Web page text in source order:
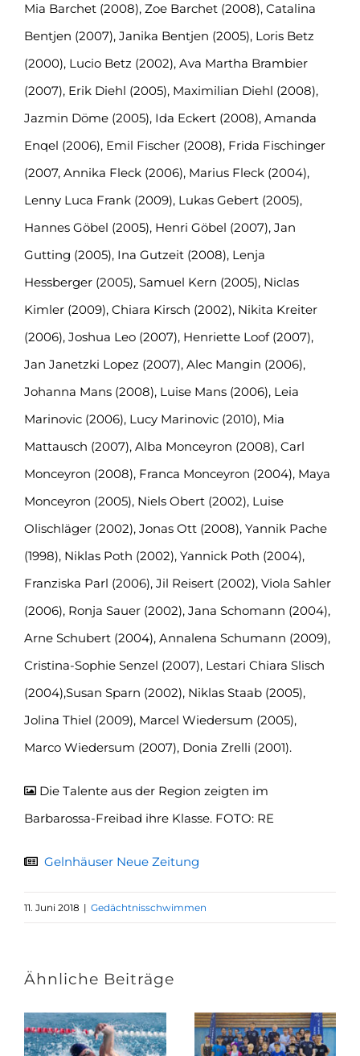
Mia Barchet (2008), Zoe Barchet (2008), Catalina
Bentjen (2007), Janika Bentjen (2005), Loris Betz
(2000), Lucio Betz (2002), Ava Martha Brambier
(2007), Erik Diehl (2005), Maximilian Diehl (2008),
Jazmin Döme (2005), Ida Eckert (2008), Amanda
Enqel (2006), Emil Fischer (2008), Frida Fischinger
(2007, Annika Fleck (2006), Marius Fleck (2004),
Lenny Luca Frank (2009), Lukas Gebert (2005),
Hannes Göbel (2005), Henri Göbel (2007), Jan
Gutting (2005), Ina Gutzeit (2008), Lenja
Hessberger (2005), Samuel Kern (2005), Niclas
Kimler (2009), Chiara Kirsch (2002), Nikita Kreiter
(2006), Joshua Leo (2007), Henriette Loof (2007),
Jan Janetzki Lopez (2007), Alec Mangin (2006),
Johanna Mans (2008), Luise Mans (2006), Leia
Marinovic (2006), Lucy Marinovic (2010), Mia
Mattausch (2007), Alba Monceyron (2008), Carl
Monceyron (2008), Franca Monceyron (2004), Maya
Monceyron (2005), Niels Obert (2002), Luise
Olischläger (2002), Jonas Ott (2008), Yannik Pache
(1998), Niklas Poth (2002), Yannick Poth (2004),
Franziska Parl (2006), Jil Reisert (2002), Viola Sahler
(2006), Ronja Sauer (2002), Jana Schomann (2004),
Arne Schubert (2004), Annalena Schumann (2009),
Cristina-Sophie Senzel (2007), Lestari Chiara Slisch
(2004),Susan Sparn (2002), Niklas Staab (2005),
Jolina Thiel (2009), Marcel Wiedersum (2005),
Marco Wiedersum (2007), Donia Zrelli (2001).
Die Talente aus der Region zeigten im
Barbarossa-Freibad ihre Klasse. FOTO: RE
Gelnhäuser Neue Zeitung
11. Juni 2018 | Gedächtnisschwimmen
Ähnliche Beiträge